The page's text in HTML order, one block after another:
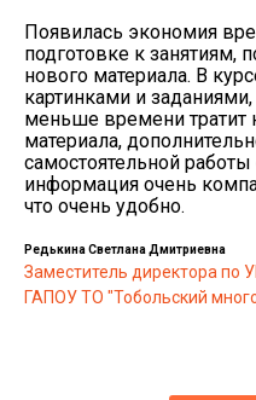
Появилась экономия
подготовке к
нового материала. В
картинками и
меньше времени тратит
материала,
самостоятельной
информация очень
что очень удобно.
Редькина Светлана Дмитриевна
Заместитель директора по
ГАПОУ ТО "Тобольский